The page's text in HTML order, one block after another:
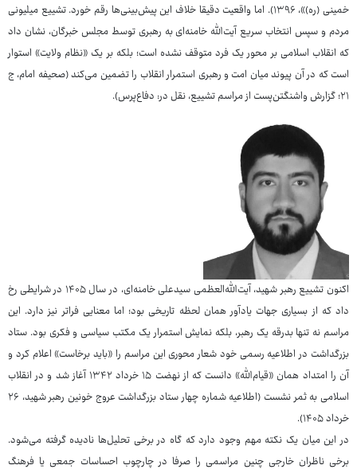
خمینی (ره)»، ۱۳۹۶). اما واقعیت دقیقا خلاف این پیش‌بینی‌ها رقم خورد. تشییع میلیونی
مردم و سپس انتخاب سریع آیت‌الله خامنه‌ای به رهبری توسط مجلس خبرگان، نشان داد
که انقلاب اسلامی بر محور یک فرد متوقف نشده است؛ بلکه بر یک «نظام ولایت» استوار
است که در آن پیوند میان امت و رهبری استمرار انقلاب را تضمین می‌کند (صحیفه امام، ج
۲۱؛ گزارش واشنگتن‌پست از مراسم تشییع، نقل در: دفاع‌پرس).
اکنون تشییع رهبر شهید، آیت‌الله‌العظمی سیدعلی خامنه‌ای، در سال ۱۴۰۵ در شرایطی رخ
داد که از بسیاری جهات یادآور همان لحظه تاریخی بود؛ اما معنایی فراتر نیز دارد. این
مراسم نه تنها بدرقه یک رهبر، بلکه نمایش استمرار یک مکتب سیاسی و فکری بود. ستاد
بزرگداشت در اطلاعیه رسمی خود شعار محوری این مراسم را «باید برخاست» اعلام کرد و
آن را امتداد همان «قیام‌الله» دانست که از نهضت ۱۵ خرداد ۱۳۴۲ آغاز شد و در انقلاب
اسلامی به ثمر نشست (اطلاعیه شماره چهار ستاد بزرگداشت عروج خونین رهبر شهید، ۲۶
خرداد ۱۴۰۵).
در این میان یک نکته مهم وجود دارد که گاه در برخی تحلیل‌ها نادیده گرفته می‌شود.
برخی ناظران خارجی چنین مراسمی را صرفا در چارچوب احساسات جمعی یا فرهنگ